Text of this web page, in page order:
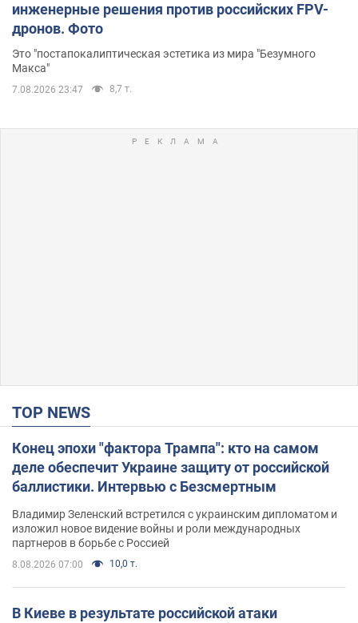
инженерные решения против российских FPV-
дронов. Фото
Это "постапокалиптическая эстетика из мира "Безумного
Макса"
7.08.2026 23:47 8,7 т.
TOP NEWS
Конец эпохи "фактора Трампа": кто на самом
деле обеспечит Украине защиту от российской
баллистики. Интервью с Безсмертным
Владимир Зеленский встретился с украинским дипломатом и
изложил новое видение войны и роли международных
партнеров в борьбе с Россией
8.08.2026 07:00 10,0 т.
В Киеве в результате российской атаки